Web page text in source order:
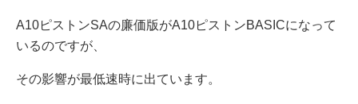
A10ピストンSAの廉価版がA10ピストンBASICになって
いるのですが、
その影響が最低速時に出ています。